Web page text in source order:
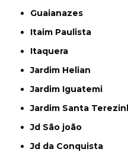
Guaianazes
Itaim Paulista
Itaquera
Jardim Helian
Jardim Iguatemi
Jardim Santa
Jd São joão
Jd da Conquista